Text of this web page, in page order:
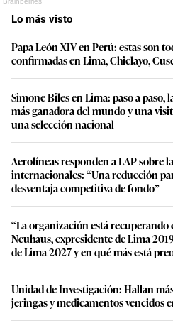
Lo más visto
Papa León XIV en Perú: estas son
confirmadas en Lima, Chiclayo,
Simone Biles en Lima: paso a paso,
más ganadora del mundo y una
una selección nacional
Aerolíneas responden a LAP sobre
internacionales: “Una reducción
desventaja competitiva de fondo”
“La organización está
Neuhaus, expresidente de Lima
de Lima 2027 y en qué más está
Unidad de Investigación: Hallan
jeringas y medicamentos vencidos